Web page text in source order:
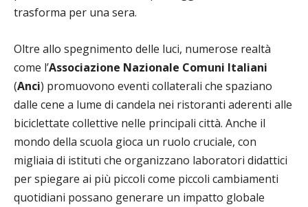
trasforma per una sera.
Oltre allo spegnimento delle luci, numerose realtà
come l’Associazione Nazionale Comuni Italiani
(Anci) promuovono eventi collaterali che spaziano
dalle cene a lume di candela nei ristoranti aderenti alle
biciclettate collettive nelle principali città. Anche il
mondo della scuola gioca un ruolo cruciale, con
migliaia di istituti che organizzano laboratori didattici
per spiegare ai più piccoli come piccoli cambiamenti
quotidiani possano generare un impatto globale